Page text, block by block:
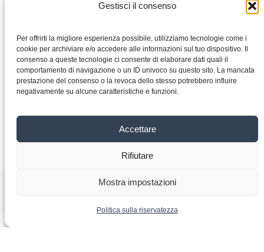
Gestisci il consenso
Per offrirti la migliore esperienza possibile, utilizziamo tecnologie come i
cookie per archiviare e/o accedere alle informazioni sul tuo dispositivo. Il
consenso a queste tecnologie ci consente di elaborare dati quali il
comportamento di navigazione o un ID univoco su questo sito. La mancata
prestazione del consenso o la revoca dello stesso potrebbero influire
negativamente su alcune caratteristiche e funzioni.
Accettare
Rifiutare
Mostra impostazioni
Politica sulla riservatezza
Casa
Negozio
Motori elettrici
Convertitore di frequenza
Chi siamo
Contatto
Copyright © 2026 VYBO-AZIONAMENTI.IT
kW